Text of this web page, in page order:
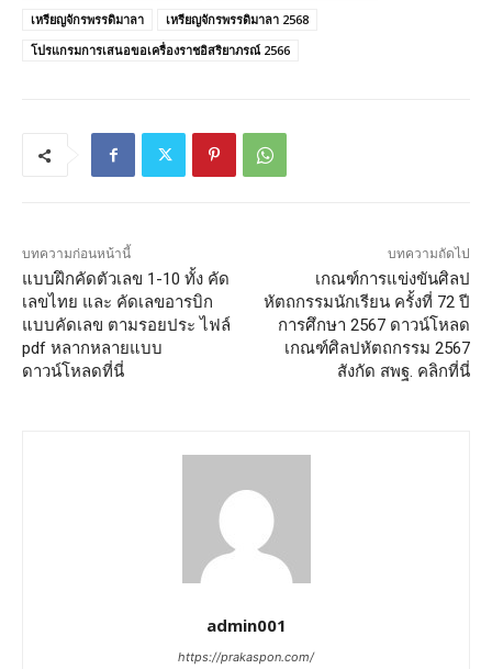
เหรียญจักรพรรดิมาลา
เหรียญจักรพรรดิมาลา 2568
โปรแกรมการเสนอขอเครื่องราชอิสริยาภรณ์ 2566
บทความก่อนหน้านี้
แบบฝึกคัดตัวเลข 1-10 ทั้ง คัด
เลขไทย และ คัดเลขอารบิก
แบบคัดเลข ตามรอยประ ไฟล์
pdf หลากหลายแบบ
ดาวน์โหลดที่นี่
บทความถัดไป
เกณฑ์การแข่งขันศิลป
หัตถกรรมนักเรียน ครั้งที่ 72 ปี
การศึกษา 2567 ดาวน์โหลด
เกณฑ์ศิลปหัตถกรรม 2567
สังกัด สพฐ. คลิกที่นี่
admin001
https://prakaspon.com/